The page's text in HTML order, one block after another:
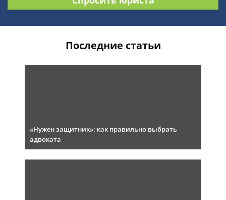
Последние статьи
«Нужен защитник»: как правильно выбрать
адвоката